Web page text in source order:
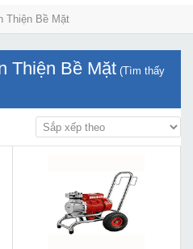
Thiện Bề Mặt
Thiện Bề Mặt (Tìm thấy